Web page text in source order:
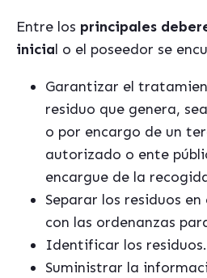
Entre los principales
inicial o el poseedor se
Garantizar el
residuo que genera,
o por encargo de un
autorizado o ente
encargue de la
Separar los residuos
con las ordenanzas
Identificar los residuos.
Suministrar la